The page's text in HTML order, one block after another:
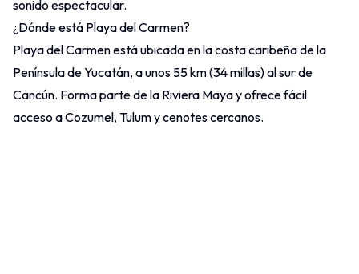
sonido espectacular.
¿Dónde está Playa del Carmen?
Playa del Carmen está ubicada en la costa caribeña de la
Península de Yucatán, a unos 55 km (34 millas) al sur de
Cancún. Forma parte de la Riviera Maya y ofrece fácil
acceso a Cozumel, Tulumy cenotes cercanos.